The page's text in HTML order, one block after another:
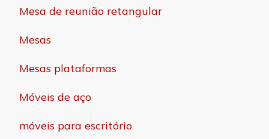
Mesa de reunião retangular
Mesas
Mesas plataformas
Móveis de aço
móveis para escritório